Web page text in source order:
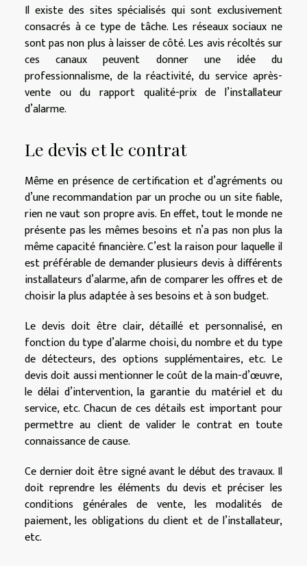
Il existe des sites spécialisés qui sont exclusivement
consacrés à ce type de tâche. Les réseaux sociaux ne
sont pas non plus à laisser de côté. Les avis récoltés sur
ces canaux peuvent donner une idée du
professionnalisme, de la réactivité, du service après-
vente ou du rapport qualité-prix de l’installateur
d’alarme.
Le devis et le contrat
Même en présence de certification et d’agréments ou
d’une recommandation par un proche ou un site fiable,
rien ne vaut son propre avis. En effet, tout le monde ne
présente pas les mêmes besoins et n’a pas non plus la
même capacité financière. C’est la raison pour laquelle il
est préférable de demander plusieurs devis à différents
installateurs d’alarme, afin de comparer les offres et de
choisir la plus adaptée à ses besoins et à son budget.
Le devis doit être clair, détaillé et personnalisé, en
fonction du type d’alarme choisi, du nombre et du type
de détecteurs, des options supplémentaires, etc. Le
devis doit aussi mentionner le coût de la main-d’œuvre,
le délai d’intervention, la garantie du matériel et du
service, etc. Chacun de ces détails est important pour
permettre au client de valider le contrat en toute
connaissance de cause.
Ce dernier doit être signé avant le début des travaux. Il
doit reprendre les éléments du devis et préciser les
conditions générales de vente, les modalités de
paiement, les obligations du client et de l’installateur,
etc.